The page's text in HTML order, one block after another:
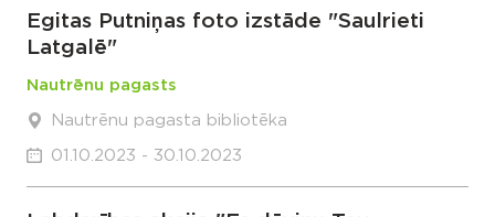
Egitas Putniņas foto izstāde "Saulrieti
Latgalē"
Nautrēnu pagasts
Nautrēnu pagasta bibliotēka
01.10.2023 - 30.10.2023